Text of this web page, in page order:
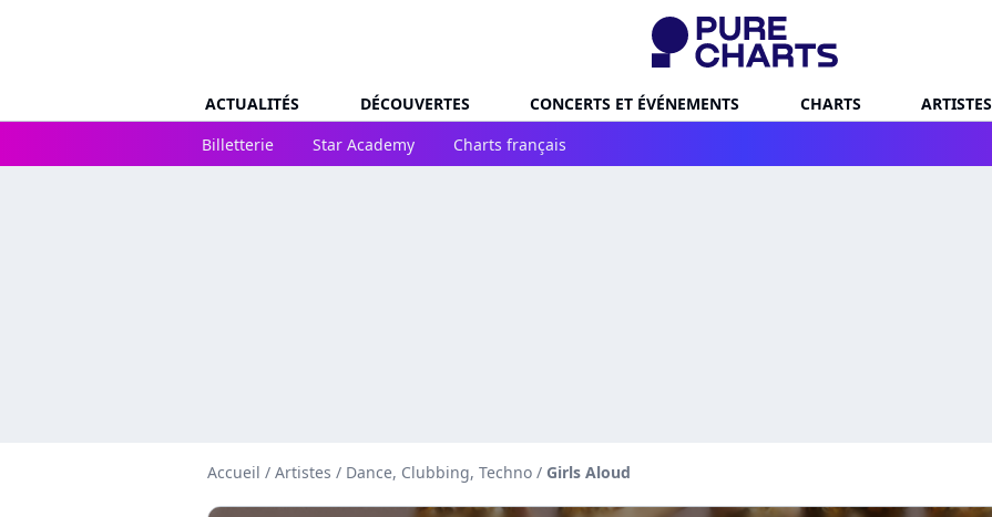
ACTUALITÉS DÉCOUVERTES CONCERTS ET ÉVÉNEMENTS CHARTS ARTISTES
Billetterie
Star Academy Charts français
Accueil / Artistes / Dance, Clubbing, Techno / Girls Aloud